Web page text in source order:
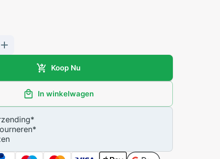
Koop Nu
In winkelwagen
*
*